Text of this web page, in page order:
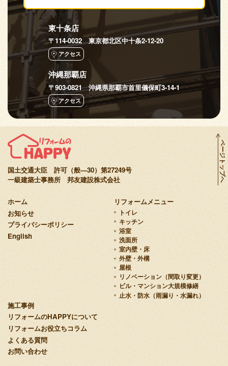
東十条店
〒114-0032 東京都北区中十条2-12-20
アクセス
沖縄那覇店
〒903-0821 沖縄県那覇市首里儀保町3-14-1
アクセス
国土交通大臣 許可（般—30）第27249号
一級建築士事務所 邦友建設株式会社
ホーム
お知らせ
プライバシーポリシー
English
リフォームメニュー
トイレ
キッチン
浴室
洗面所
室内壁・床
外壁・外構
屋根
リノベーション（間取り変更）
ビル・マンション大規模修繕
止水・防水（雨漏り・水漏れ）
施工事例
リフォームのHAPPYについて
リフォームお役立ちコラム
よくある質問
お問い合わせ
ページトップへ